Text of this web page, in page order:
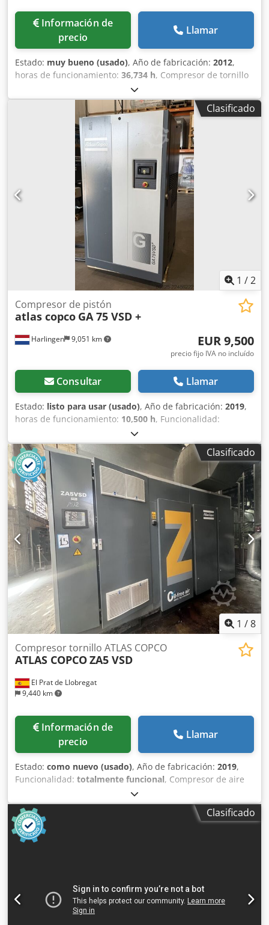
Información de
precio
Llamar
Estado: muy bueno (usado), Año de fabricación: 2012,
horas de funcionamiento: 36,734 h, Compresor de tornillo
Atlas Copco GA55FF Secador integrado 55 kW 9,80 bares
8,87 m³/min Año de fabricación: 2012 Horas de
funcionamiento: 36.734 Cedpfx Aaezphrwj Eerf Clasificado
1 /2
Harlingen 9,051 km
Compresor de pistón
atlas copco GA 75 VSD +
EUR 9,500
precio fijo IVA no incluído
Consultar Llamar
Estado: listo para usar (usado), Año de fabricación: 2019,
horas de funcionamiento: 10,500 h, Funcionalidad:
, peso total:
(101.97 CV), caudal volumétrico:476 m³/h, presión (máx.):
13 bar, tipo de refrigeración:
, Equipamiento:
documentación / manual, placa de características
disponible
, Compresor de tornillo en buen estado y
funcionamiento, 75 kW, con control de frecuencia. Codpfx
Aaezrihre Esrf
Clasificado
1 /8
El Prat de Llobregat
9,440 km
Compresor tornillo ATLAS COPCO
ATLAS COPCOZA5 VSD
Información de
precio
Llamar
Estado: como nuevo (usado), Año de fabricación: 2019,
Funcionalidad: totalmente funcional, Compresor de aire
industrial Atlas Copco ZA5 VSD, con tecnología de
velocidad variable (VSD) y producción de aire totalmente
exento de aceite, certificado ISO 8573-1 Clase 0. Datos
técnicos: • Fabricante: Atlas Copco • Modelo: ZA5 VSD • Año
de fabricación: 2019 • Potencia nominal total: 250 kW •
aire: exento de aceite, ISO 8573-1 Clase 0 • Fabricado en
Bélgica • Variador de frecuencia WEG • Número de serie
APF239403 Credpfjznaxajx Aa Ejf
Clasificado